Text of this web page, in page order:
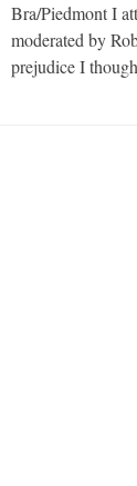
Bra/Piedmont I
moderated by
prejudice I